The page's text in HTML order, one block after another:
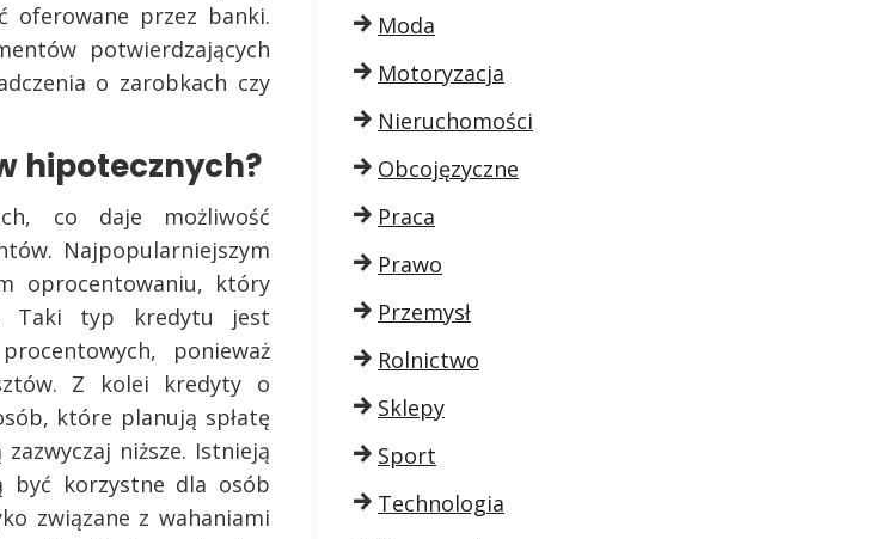
oferowane przez banki.
potwierdzających
o zarobkach czy
hipotecznych?
co daje możliwość
Najpopularniejszym
oprocentowaniu, który
Taki typ kredytu jest
ponieważ
Z kolei kredyty o
które planują spłatę
niższe. Istnieją
być korzystne dla osób
związane z wahaniami
Moda
Motoryzacja
Nieruchomości
Obcojęzyczne
Praca
Prawo
Przemysł
Rolnictwo
Sklepy
Sport
Technologia